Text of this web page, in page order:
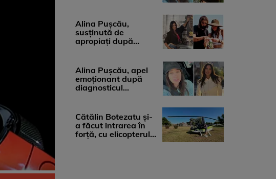
Alina Pușcău,
susținută de
apropiați după
medicii, ...
Alina Pușcău, apel
emoționant după
diagnosticul
...
Cătălin Botezatu și-
a făcut intrarea în
forță, cu elicopterul,